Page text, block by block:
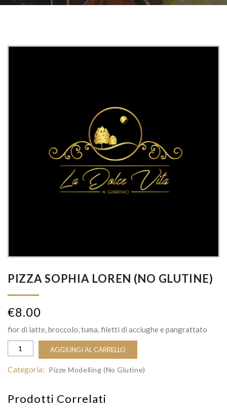
PIZZA SOPHIA LOREN (NO GLUTINE)
€8.00
fior di latte, broccolo, tuma, filetti di acciughe e pangrattato
AGGIUNGI AL CARRELLO
Categoria: Pizze Modelling (No Glutine)
Prodotti Correlati